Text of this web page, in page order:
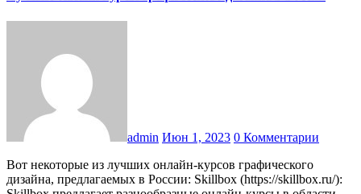
admin Июн 1, 2023 0 Комментарии
Вот некоторые из лучших онлайн-курсов графического
дизайна, предлагаемых в России: Skillbox (https://skillbox.ru/):